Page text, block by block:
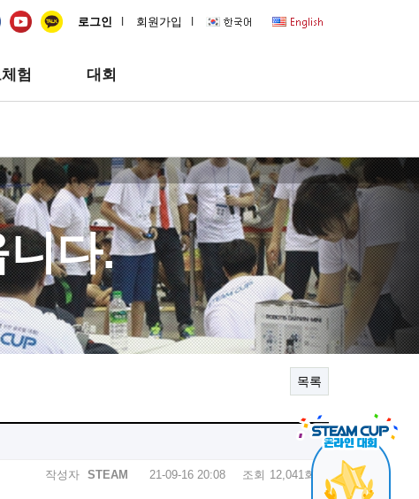
회원가입 l
로그인 l
험 대회
다.
목록
작성자 STEAM 21-09-16 20:08 조회 12,041회